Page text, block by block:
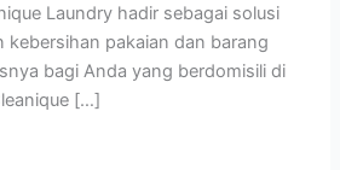
Laundry hadir sebagai solusi
kebersihan pakaian dan barang
bagi Anda yang berdomisili di
[…]